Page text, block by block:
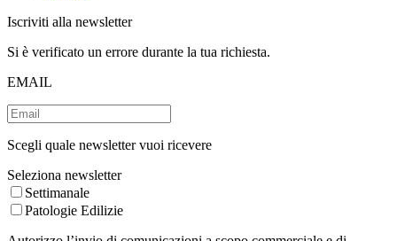
Iscriviti alla newsletter
Si è verificato un errore durante la tua richiesta.
EMAIL
Scegli quale newsletter vuoi ricevere
Seleziona newsletter
Settimanale
Patologie Edilizie